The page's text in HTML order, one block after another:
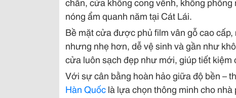
nóng ẩm quanh năm tại Cát Lái.
Bề mặt cửa được phủ film vân gỗ cao
nhưng nhẹ hơn, dễ vệ sinh và gần như
cửa luôn sạch đẹp như mới, giúp tiết kiệm
Với sự cân bằng hoàn hảo giữa độ bền –
Hàn Quốclà lựa chọn thông minh cho